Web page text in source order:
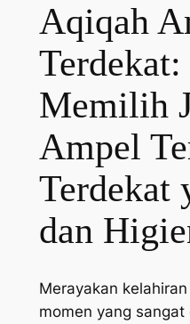
Aqiqah
Terdekat:
Memilih
Ampel
Terdekat
dan
Merayakan
momen yang